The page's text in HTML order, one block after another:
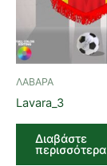
ΛΑΒΑΡΑ
Lavara_3
Διαβάστε
περισσότερα